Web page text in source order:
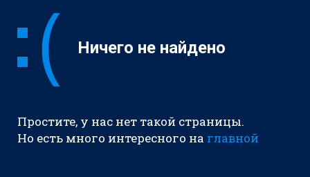
Ничего не найдено
Простите, у нас нет такой страницы.
Но есть много интересного на главной